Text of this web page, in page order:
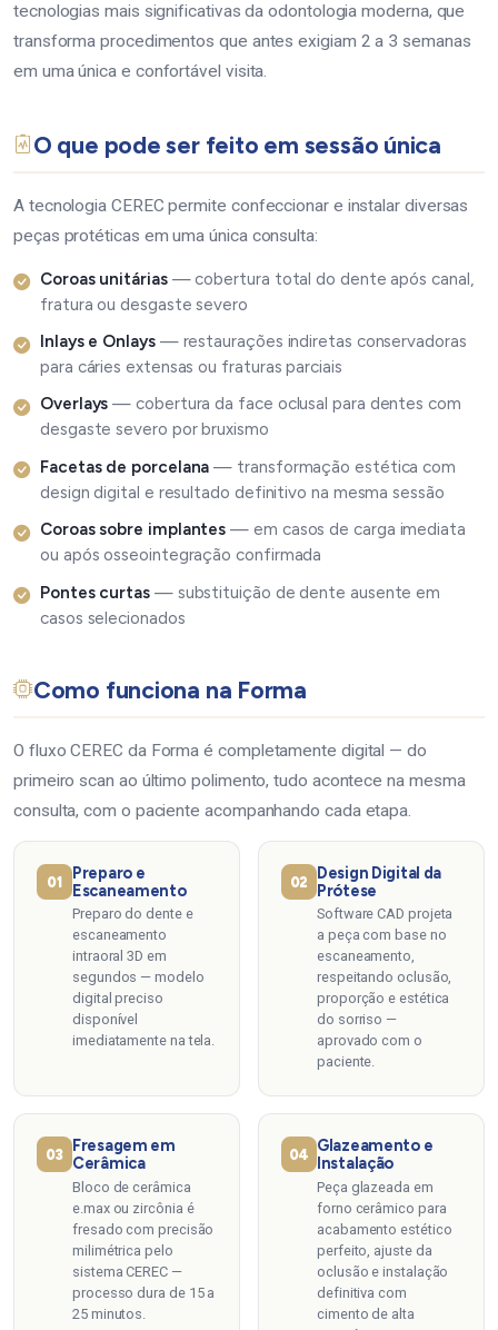
tecnologias mais significativas da odontologia moderna, que
transforma procedimentos que antes exigiam 2 a 3 semanas
em uma única e confortável visita.
O que pode ser feito em sessão única
A tecnologia CEREC permite confeccionar e instalar diversas
peças protéticas em uma única consulta:
Coroas unitárias— cobertura total do dente após canal,
fratura ou desgaste severo
Inlays e Onlays— restaurações indiretas conservadoras
para cáries extensas ou fraturas parciais
Overlays — cobertura da face oclusal para dentes com
desgaste severo por bruxismo
Facetas de porcelana — transformação estética com
design digital e resultado definitivo na mesma sessão
Coroas sobre implantes — em casos de carga imediata
ou após osseointegração confirmada
Pontes curtas— substituição de dente ausente em
casos selecionados
Como funciona na Forma
O fluxo CEREC da Forma é completamente digital — do
primeiro scan ao último polimento, tudo acontece na mesma
consulta, com o paciente acompanhando cada etapa.
01
Preparo e
Escaneamento
Preparo do dente e
escaneamento
intraoral 3D em
segundos — modelo
digital preciso
disponível
imediatamente na tela.
02
Design Digital da
Prótese
Software CAD projeta
a peça com base no
escaneamento,
respeitando oclusão,
proporção e estética
do sorriso —
aprovado com o
paciente.
03
Fresagem em
Cerâmica
Bloco de cerâmica
e.max ou zircônia é
fresado com precisão
milimétrica pelo
sistema CEREC —
processo dura de 15 a
25 minutos.
04 Glazeamento e
Instalação
Peça glazeada em
forno cerâmico para
acabamento estético
perfeito, ajuste da
oclusão e instalação
definitiva com
cimento de alta